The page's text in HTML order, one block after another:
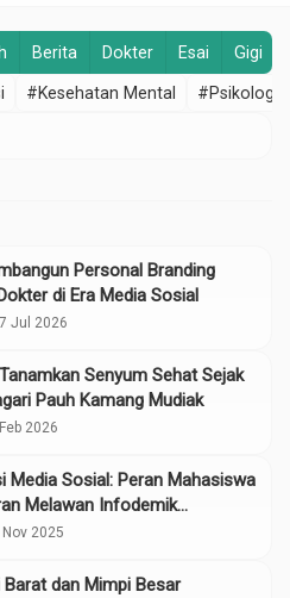
Berita Dokter Esai Gigi
#Kesehatan Mental #Psikologi
Personal Branding
di Era Media Sosial
Jul 2026
Senyum Sehat Sejak
Pauh Kamang Mudiak
2026
Media Sosial: Peran Mahasiswa
Melawan Infodemik
di Era Digital
2025
Barat dan Mimpi Besar